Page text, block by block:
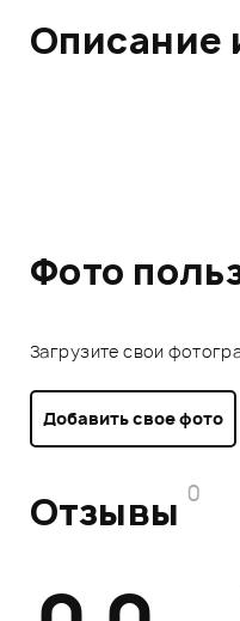
Описание
Фото
Загрузите свои
Добавить свое фото
Отзывы 0